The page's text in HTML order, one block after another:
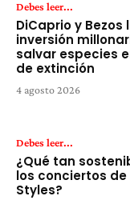
Debes leer...
DiCaprio y Bezos
inversión
salvar especies
de extinción
4 agosto 2026
Debes leer...
¿Qué tan
los conciertos de
Styles?